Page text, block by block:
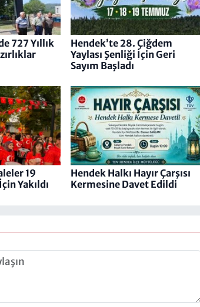
727 Yıllık
Hendek’te 28. Çiğdem
Yaylası Şenliği İçin Geri
Sayım Başladı
19
Yakıldı
Hendek Halkı Hayır Çarşısı
Kermesine Davet Edildi